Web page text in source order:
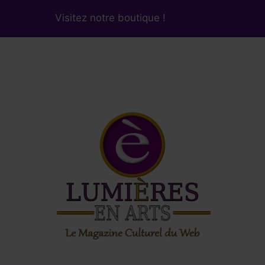
Visitez notre boutique !